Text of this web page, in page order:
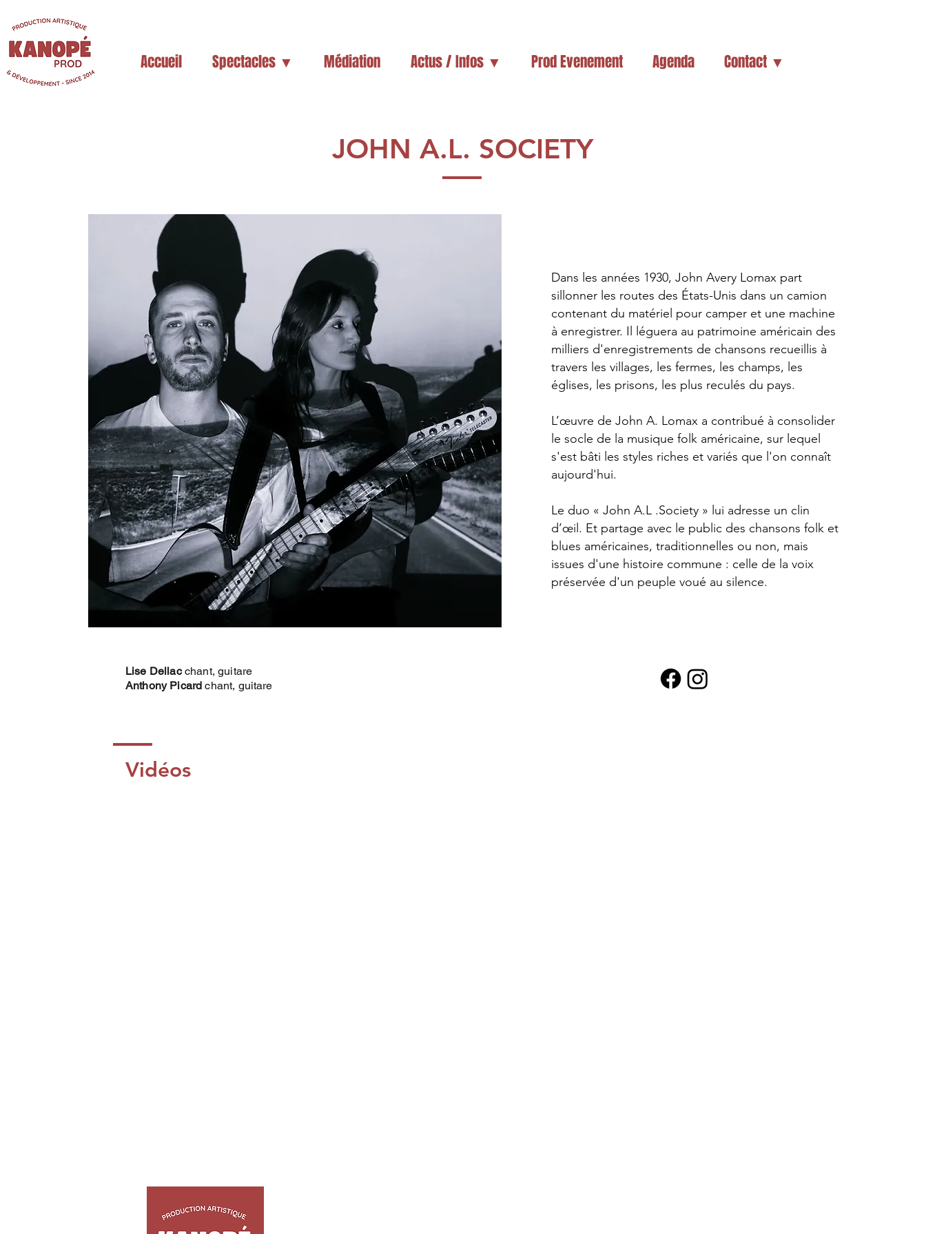
Accueil Spectacles ▼ Médiation Actus / Infos ▼ Prod Evenement Agenda Contact ▼
JOHN A.L. SOCIETY
Lise Dellacchant, guitare
Anthony Picard chant, guitare
Dans les années 1930, John Avery Lomax part
sillonner les routes des États-Unis dans un camion
contenant du matériel pour camper et une machine
à enregistrer. Il léguera au patrimoine américain des
milliers d'enregistrements de chansons recueillis à
travers les villages, les fermes, les champs, les
églises, les prisons, les plus reculés du pays.
L’œuvre de John A. Lomax a contribué à consolider
le socle de la musique folk américaine, sur lequel
s'est bâti les styles riches et variés que l'on connaît
aujourd'hui.
Le duo « John A.L .Society » lui adresse un clin
d’œil. Et partage avec le public des chansons folk et
blues américaines, traditionnelles ou non, mais
issues d'une histoire commune : celle de la voix
préservée d'un peuple voué au silence.
Vidéos